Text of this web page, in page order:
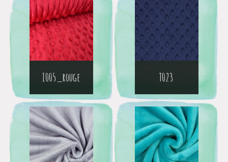
I005_rouge T023